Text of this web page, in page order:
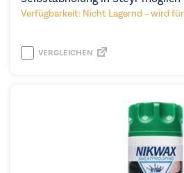
Verfügbarkeit: Nicht Lagernd – wird
VERGLEICHEN